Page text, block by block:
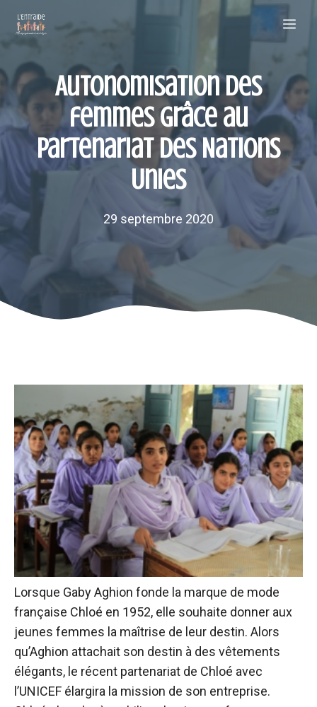
Autonomisation des
femmes grâce au
partenariat des Nations
Unies
29 septembre 2020
Lorsque Gaby Aghion fonde la marque de mode
française Chloé en 1952, elle souhaite donner aux
jeunes femmes la maîtrise de leur destin. Alors
qu’Aghion attachait son destin à des vêtements
élégants, le récent partenariat de Chloé avec
l’UNICEF élargira la mission de son entreprise.